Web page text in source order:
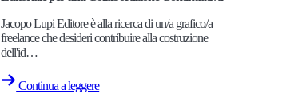
Jacopo Lupi Editore è alla ricerca di un/a grafico/a
freelance che desideri contribuire alla costruzione
dell'id…
Continua a leggere